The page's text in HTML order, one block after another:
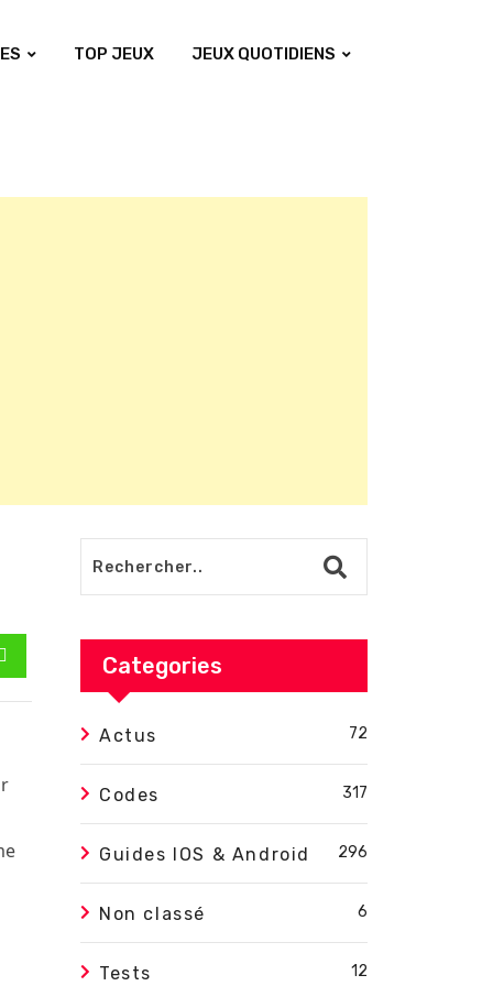
TOP JEUX JEUX QUOTIDIENS
Categories
Actus 72
Codes 317
Guides IOS & Android 296
Non classé 6
Tests 12